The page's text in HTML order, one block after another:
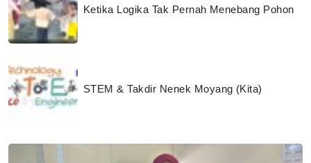
Ketika Logika Tak Pernah Menebang Pohon
STEM & Takdir Nenek Moyang (Kita)